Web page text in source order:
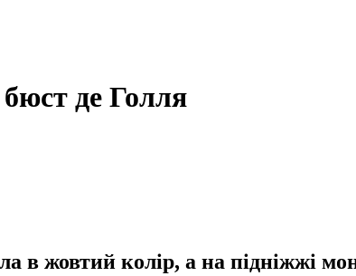
де Голля
в жовтий колір, а на підніжжі